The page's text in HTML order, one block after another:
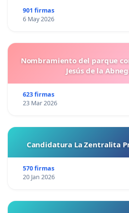
901 firmas
6 May 2026
Nombramiento del parque
Jesús de la
623 firmas
23 Mar 2026
Candidatura La Zentralita
570 firmas
20 Jan 2026